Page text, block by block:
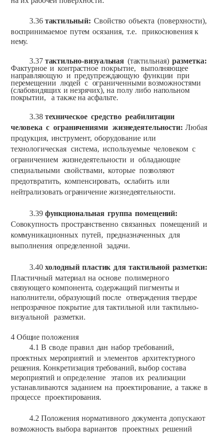
3.36 тактильный: Свойство объекта (поверхности),
воспринимаемое путем осязания, т.е. прикосновения к
нему.
3.37 тактильно-визуальная (тактильная) разметка:
Фактурное и контрастное покрытие,
выполняющее
направляющую и предупреждающую функции при
перемещении людей с ограниченными возможностями
(слабовидящих и незрячих), на полу либо напольном
покрытии,
а также на асфальте.
3.38 техническое средство реабилитации
человека с ограничениями жизнедеятельности: Любая
продукция, инструмент, оборудование или
технологическая система, используемые человеком с
ограничением жизнедеятельности и обладающие
специальными свойствами, которые позволяют
предотвратить, компенсировать, ослабить или
нейтрализовать ограничение жизнедеятельности.
3.39 функциональная группа помещений:
Совокупность пространственно связанных помещений и
коммуникационных путей, предназначенных для
выполнения определенной задачи.
3.40 холодный пластик для тактильной разметки:
Пластичный материал на основе полимерного
связующего компонента, содержащий пигменты и
наполнители, образующий после отверждения твердое
непрозрачное покрытие для тактильной или тактильно-
визуальной
разметки.
4 Общие положения
4.1 В своде правил дан набор требований,
проектных мероприятий и элементов архитектурного
решения. Конкретизация требований, выбор состава
мероприятий и определение этапов их реализации
устанавливаются заданием на проектирование, а также в
процессе проектирования.
4.2 Положения нормативного документа допускают
возможность выбора вариантов проектных решений